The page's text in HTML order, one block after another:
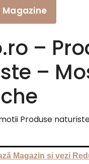
Magazine
–
–
Produse
Magazin si vezi